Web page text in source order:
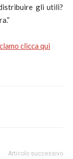
gli utili?
clicca qui
Articolo successivo